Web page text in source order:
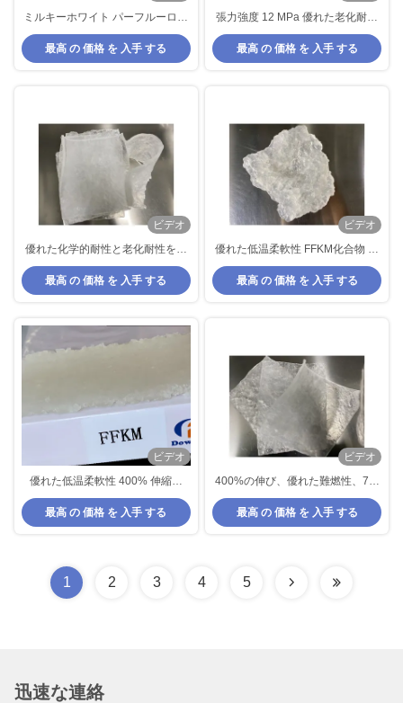
ミルキーホワイト パーフルーロエ
ラストーマー FFKM 化合物 耐化学
性 優れた耐熱性
最高 の 価格 を 入手 する
張力強度 12 MPa 優れた老化耐性
を持つFFKM化合物
最高 の 価格 を 入手 する
ビデオ
優れた化学的耐性と老化耐性を持
つFFKM化合物
最高 の 価格 を 入手 する
ビデオ
優れた低温柔軟性 FFKM化合物 優
れた老化耐性
最高 の 価格 を 入手 する
ビデオ
優れた低温柔軟性 400% 伸縮性
FFKM 化合物 FFKM ゴム
最高 の 価格 を 入手 する
ビデオ
400%の伸び、優れた難燃性、70-
80ショアA硬度を持つプレミアム
FFKMコンパウンド
最高 の 価格 を 入手 する
1 2 3 4 5
迅速な連絡